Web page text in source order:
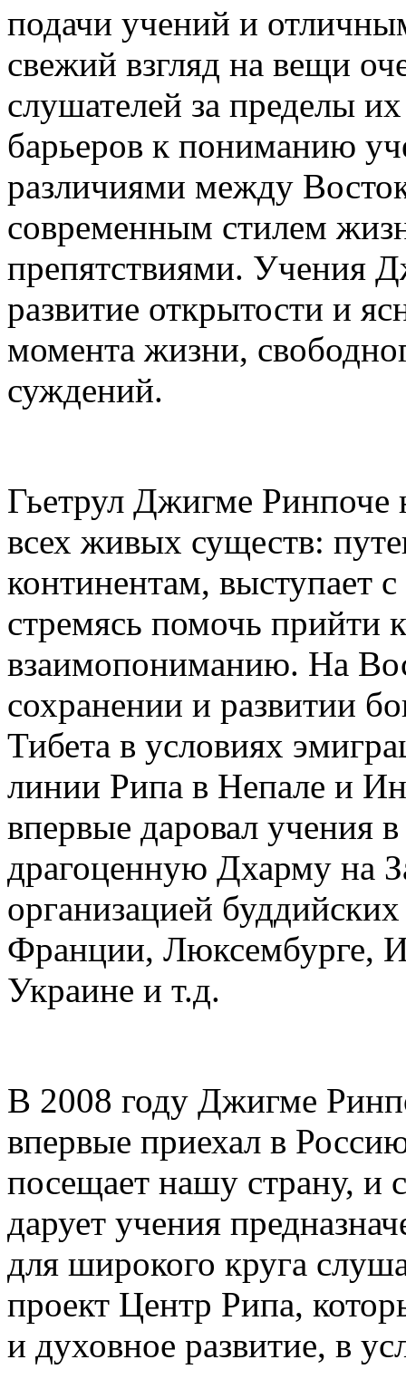
подачи учений и
свежий взгляд на вещи
слушателей за пределы
барьеров к пониманию
различиями между
современным стилем
препятствиями. Учения
развитие открытости и
момента жизни,
суждений.
Гьетрул Джигме Ринпоче
всех живых существ:
континентам, выступает
стремясь помочь прийти
взаимопониманию. На
сохранении и развитии
Тибета в условиях
линии Рипа в Непале и
впервые даровал учения
драгоценную Дхарму на
организацией
Франции, Люксембурге,
Украине и т.д.
В 2008 году Джигме
впервые приехал в
посещает нашу страну, и
дарует учения
для широкого круга
проект Центр Рипа,
и духовное развитие, в